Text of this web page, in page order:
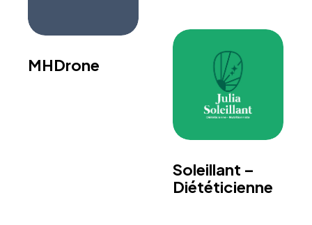
MHDrone
Soleillant –
Diététicienne